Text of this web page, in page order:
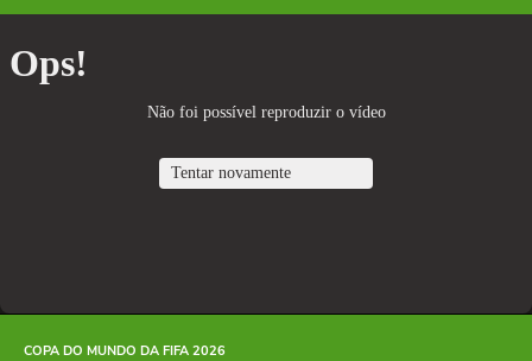
COPA DO MUNDO DA FIFA 2026